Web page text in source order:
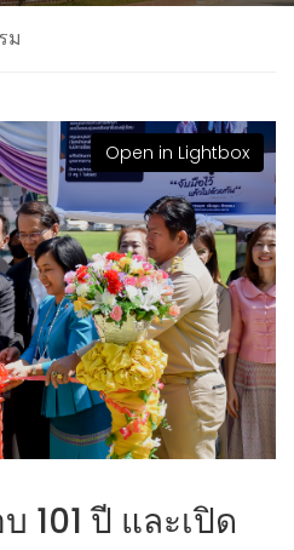
ม
Open in Lightbox
Open in Lightbox
Open in Lightbox
Open in Lightbox
Open in Lightbox
Open in Lightbox
Open in Lightbox
Open in Lightbox
Open in Lightbox
Open in Lightbox
Open in Lightbox
Open in Lightbox
101 ปี และเปิด